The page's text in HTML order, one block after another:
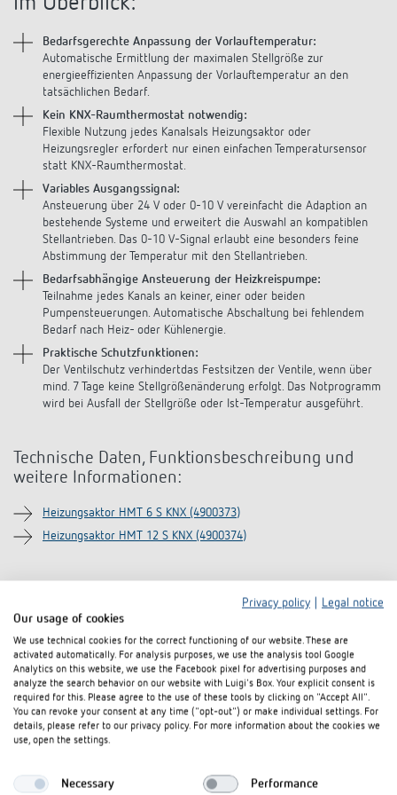
Anfahrt
Bedarfsgerechte Anpassung der Vorlauftemperatur:
Automatische Ermittlung der maximalen Stellgröße zur
energieeffizienten Anpassung der Vorlauftemperatur an den
tatsächlichen Bedarf.
Kein KNX-Raumthermostat notwendig:
Flexible Nutzung jedes Kanalsals Heizungsaktor oder
Heizungsregler erfordert nur einen einfachen Temperatursensor
statt KNX-Raumthermostat.
Variables Ausgangssignal:
Ansteuerung über 24 V oder 0-10 V vereinfacht die Adaption an
bestehende Systeme und erweitert die Auswahl an kompatiblen
Stellantrieben. Das 0-10 V-Signal erlaubt eine besonders feine
Abstimmung der Temperatur mit den Stellantrieben.
Bedarfsabhängige Ansteuerung der Heizkreispumpe:
Teilnahme jedes Kanals an keiner, einer oder beiden
Pumpensteuerungen. Automatische Abschaltung bei fehlendem
Bedarf nach Heiz- oder Kühlenergie.
Praktische Schutzfunktionen:
Der Ventilschutz verhindertdas Festsitzen der Ventile, wenn über
mind. 7 Tage keine Stellgrößenänderung erfolgt. Das Notprogramm
wird bei Ausfall der Stellgröße oder Ist-Temperatur ausgeführt.
Technische Daten, Funktionsbeschreibung und
weitere Informationen:
Heizungsaktor HMT 6 S KNX (4900373)
Heizungsaktor HMT 12 S KNX (4900374)
Download Produktneuheiten 2018:
Produktneuheiten Frühjahr 2018 (1,3 MB)
Privacy policy
Legal notice
Our usage of cookies
We use technical cookies for the correct functioning of our website. These are
activated automatically. For analysis purposes, we use the analysis tool Google
Analytics on this website, we use the Facebook pixel for advertising purposes and
analyze the search behavior on our website with Luigi's Box. Your explicit consent is
required for this. Please agree to the use of these tools by clicking on "Accept All".
You can revoke your consent at any time ("opt-out") or make individual settings. For
details, please refer to our privacy policy. For more information about the cookies we
use, open the settings.
Necessary Performance